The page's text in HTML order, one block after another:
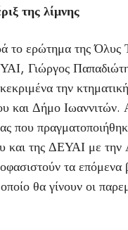
της λίμνης
το ερώτημα της
Γιώργος
την
και Δήμο Ιωαννιτών.
που
και της ΔΕΥΑΙ με την
τα
θα γίνουν οι